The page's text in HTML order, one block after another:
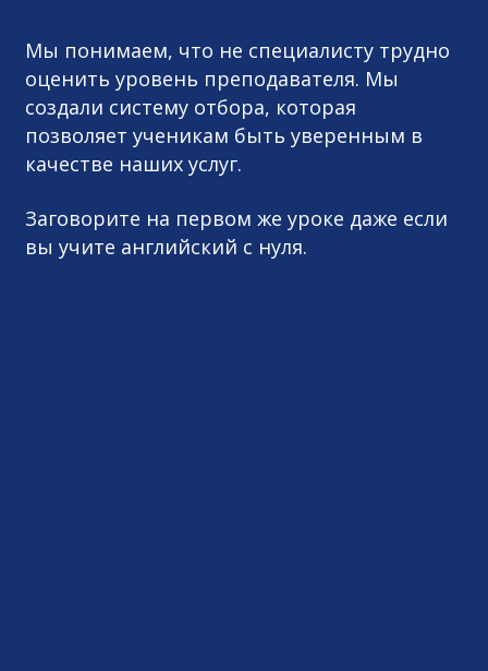
Мы понимаем, что не специалисту трудно
оценить уровень преподавателя. Мы
создали систему отбора, которая
позволяет ученикам быть уверенным в
качестве наших услуг.
Заговорите на первом же уроке даже если
вы учите английский с нуля.